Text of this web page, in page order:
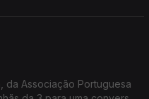
da Associação Portuguesa